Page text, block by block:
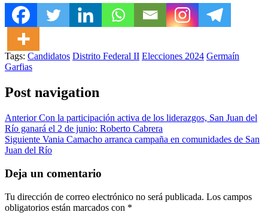
Tags: Candidatos Distrito Federal II Elecciones 2024 Germaín
Garfias
Post navigation
AnteriorCon la participación activa de los liderazgos, San Juan del
Río ganará el 2 de junio: Roberto Cabrera
Siguiente Vania Camacho arranca campaña en comunidades de San
Juan del Río
Deja un comentario
Tu dirección de correo electrónico no será publicada. Los campos
obligatorios están marcados con *